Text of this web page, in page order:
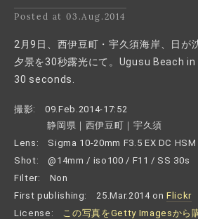
Posted at 03.Aug.2014
2月9日、西伊豆町・宇久須海岸、日が
夕景を30秒露光にて。Ugusu Beach
30 seconds.
撮影:
09.Feb.2014-17:52
静岡県｜西伊豆町｜宇久須
Lens:
Sigma 10-20mm F3.5 EX DC HSM
Shot:
@14mm / iso100 / F11 / SS 30s
Filter:
Non
First publishing:
25.Mar.2014 onFlickr
License:
この写真をGetty Imagesから